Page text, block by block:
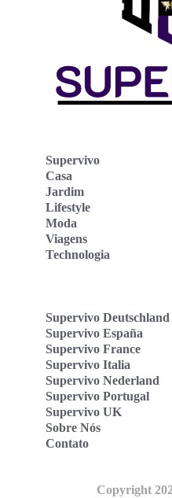
Supervivo
Casa
Jardim
Lifestyle
Moda
Viagens
Technologia
Supervivo Deutschland
Supervivo España
Supervivo France
Supervivo Italia
Supervivo Nederland
Supervivo Portugal
Supervivo UK
Sobre Nós
Contato
Copyright